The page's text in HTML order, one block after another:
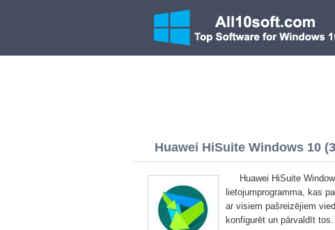
Huawei HiSuite Windows 10
Huawei HiSuite
lietojumprogramma, kas
ar visiem pašreizējiem
konfigurēt un pārvaldīt tos.